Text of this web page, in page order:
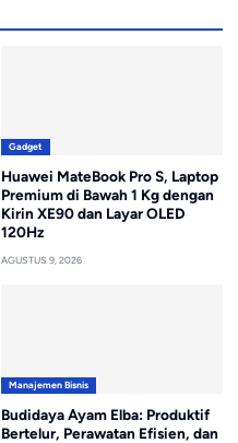
Gadget
Huawei MateBook Pro S, Laptop
Premium di Bawah 1 Kg dengan
Kirin XE90 dan Layar OLED
120Hz
AGUSTUS 9, 2026
Manajemen Bisnis
Budidaya Ayam Elba: Produktif
Bertelur, Perawatan Efisien, dan